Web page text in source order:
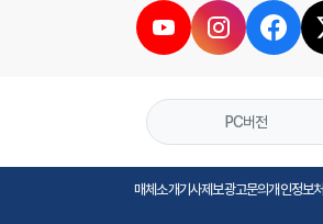
PC버전
매체소개기사제보광고문의개인정보